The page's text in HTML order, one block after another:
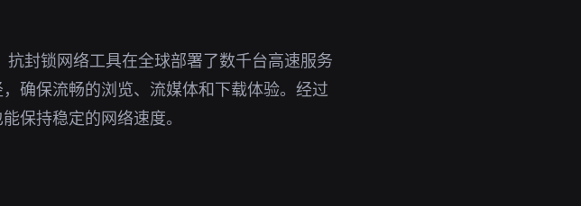
封锁网络工具在全球部署了数千台高速服务
确保流畅的浏览、流媒体和下载体验。经过
保持稳定的网络速度。